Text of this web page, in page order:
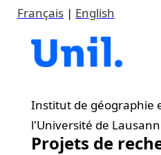
Français| English
Institut de géographie
l'Université de
Projets de